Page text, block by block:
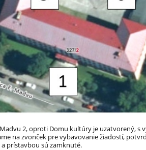
2, oproti Domu kultúry je uzatvorený, s
na zvonček pre vybavovanie žiadostí,
prístavbou sú zamknuté.